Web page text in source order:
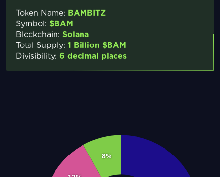
Token Name: BAMBITZ
Symbol: $BAM
Blockchain: Solana
Total Supply: 1 Billion $BAM
Divisibility: 6 decimal places